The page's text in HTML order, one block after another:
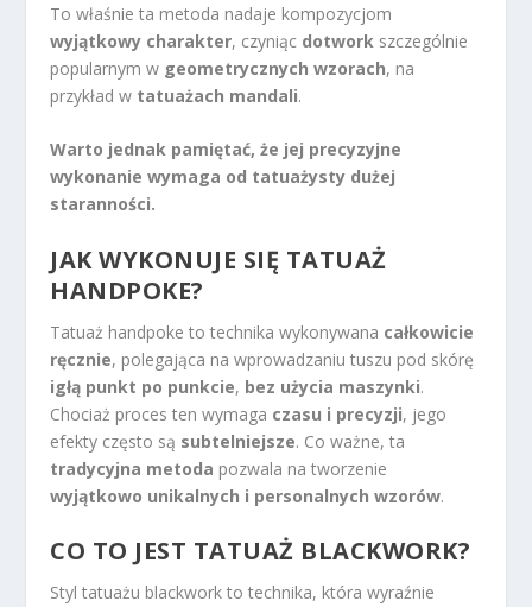
To właśnie ta metoda nadaje kompozycjom
wyjątkowy charakter, czyniąc dotwork szczególnie
popularnym w geometrycznych wzorach, na
przykład w tatuażach mandali.
Warto jednak pamiętać, że jej precyzyjne
wykonanie wymaga od tatuażysty dużej
staranności.
JAK WYKONUJE SIĘ TATUAŻ
HANDPOKE?
Tatuaż handpoke to technika wykonywana całkowicie
ręcznie, polegająca na wprowadzaniu tuszu pod skórę
igłą punkt po punkcie, bez użycia maszynki.
Chociaż proces ten wymaga czasu i precyzji, jego
efekty często są subtelniejsze. Co ważne, ta
tradycyjna metoda pozwala na tworzenie
wyjątkowo unikalnych i personalnych wzorów.
CO TO JEST TATUAŻ BLACKWORK?
Styl tatuażu blackwork to technika, która wyraźnie